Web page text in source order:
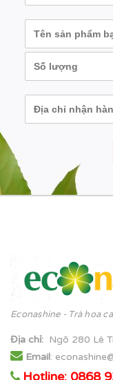
Econashine - Trà hoa
Địa chỉ: Ngõ 280 Lê
Email:
Hotline: 0868